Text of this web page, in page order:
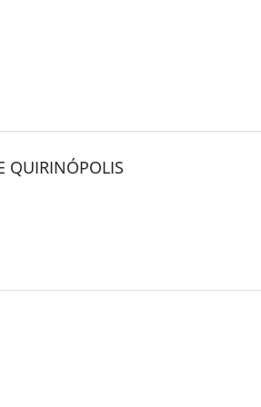
QUIRINÓPOLIS